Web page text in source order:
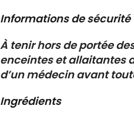
Informations de sécurité
À tenir hors de portée
enceintes et allaitantes
d’un médecin avant
Ingrédients